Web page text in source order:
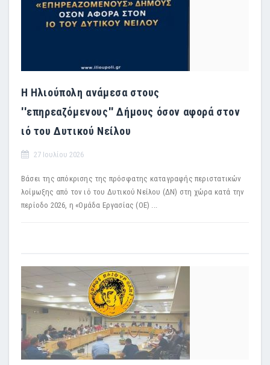
Η Ηλιούπολη ανάμεσα στους
''επηρεαζόμενους'' Δήμους όσον αφορά στον
ιό του Δυτικού Νείλου
27 Ιουλίου 2026
Βάσει της απόκρισης της πρόσφατης καταγραφής περιστατικών
λοίμωξης από τον ιό του Δυτικού Νείλου (ΔΝ) στη χώρα κατά την
περίοδο 2026, η «Ομάδα Εργασίας (ΟΕ) ...